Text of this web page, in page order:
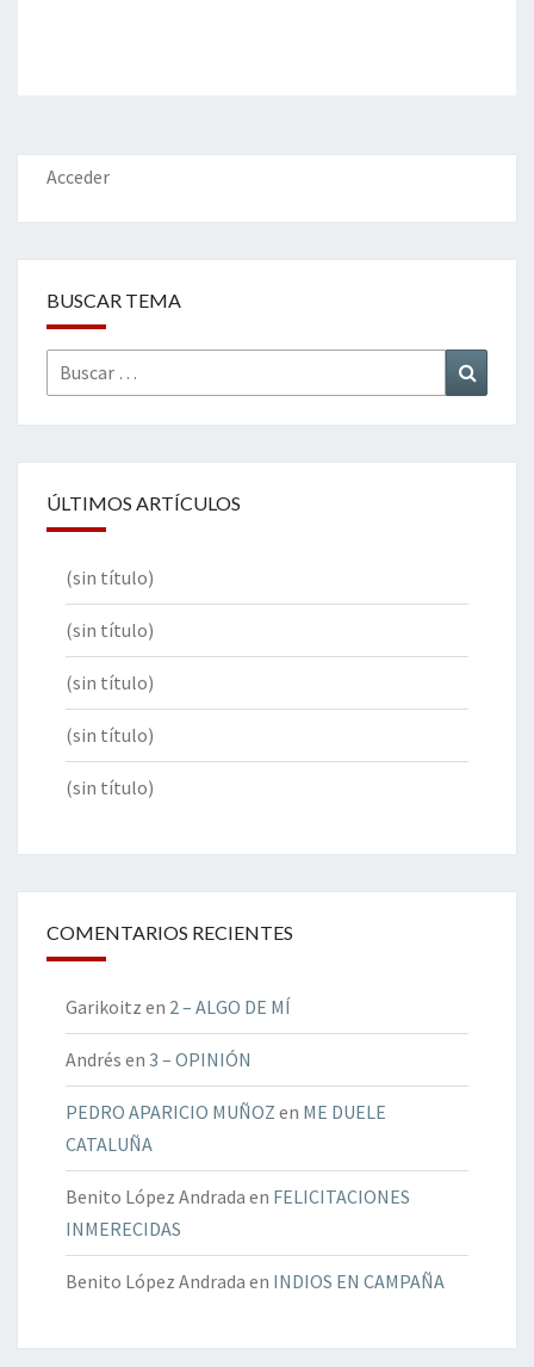
Acceder
BUSCAR TEMA
Buscar
por:
ÚLTIMOS ARTÍCULOS
(sin título)
(sin título)
(sin título)
(sin título)
(sin título)
COMENTARIOS RECIENTES
Garikoitz en 2 – ALGO DE MÍ
Andrés en 3 – OPINIÓN
PEDRO APARICIO MUÑOZ en ME DUELE
CATALUÑA
Benito López Andrada en FELICITACIONES
INMERECIDAS
Benito López Andrada en INDIOS EN CAMPAÑA